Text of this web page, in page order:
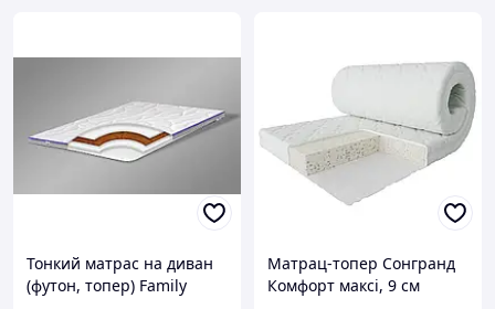
Тонкий матрас на диван
(футон, топер) Family
Матрац-топер Сонгранд
Комфорт максі, 9 см